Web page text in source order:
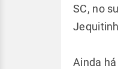
SC, no
Ainda há